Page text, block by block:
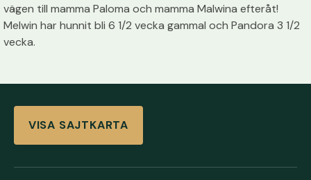
vägen till mamma Paloma och mamma Malwina efteråt!
Melwin har hunnit bli 6 1/2 vecka gammal och Pandora 3 1/2
vecka.
VISA SAJTKARTA